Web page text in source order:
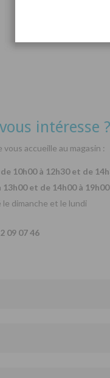
intéresse
vous accueille au magasin :
de 10h00 à 12h30 et de
13h00 et de 14h00 à 19h00
dimanche et le lundi
09 07 46